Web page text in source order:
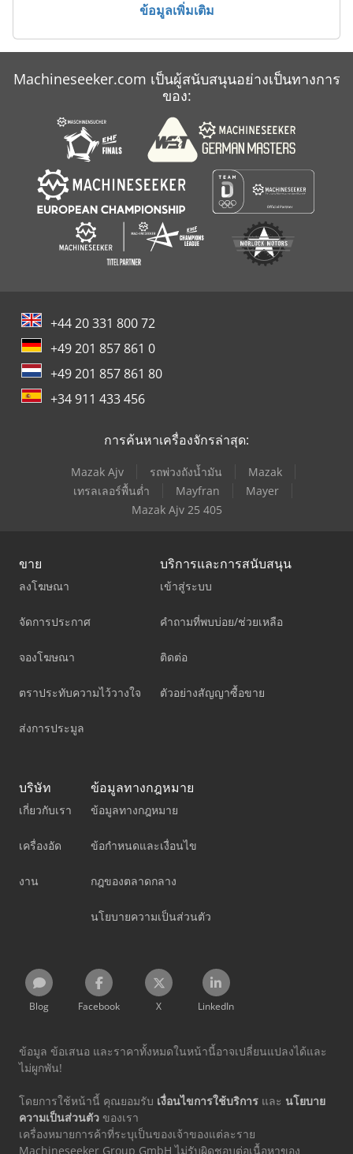
ข้อมูลเพิ่มเติม
Machineseeker.com เป็นผู้สนับสนุนอย่างเป็นทางการ
ของ:
+44 20 331 800 72
+49 201 857 861 0
+49 201 857 861 80
+34 911 433 456
การค้นหาเครื่องจักรล่าสุด:
Mazak Ajv รถพ่วงถังน้ำมัน
Mazak
เทรลเลอร์พื้นต่ำ
Mayfran
Mayer
Mazak Ajv 25 405
ขาย
ลงโฆษณา
จัดการประกาศ
จองโฆษณา
ตราประทับความไว้วางใจ
ส่งการประมูล
บริการและการสนับสนุน
เข้าสู่ระบบ
คำถามที่พบบ่อย/ช่วยเหลือ
ติดต่อ
ตัวอย่างสัญญาซื้อขาย
บริษัท
เกี่ยวกับเรา
เครื่องอัด
งาน
ข้อมูลทางกฎหมาย
ข้อมูลทางกฎหมาย
ข้อกำหนดและเงื่อนไข
กฎของตลาดกลาง
นโยบายความเป็นส่วนตัว
Blog Facebook X LinkedIn
ข้อมูล ข้อเสนอ และราคาทั้งหมดในหน้านี้อาจเปลี่ยนแปลงได้และ
ไม่ผูกพัน!
โดยการใช้หน้านี้ คุณยอมรับ เงื่อนไขการใช้บริการ และ นโยบาย
ความเป็นส่วนตัว ของเรา
เครื่องหมายการค้าที่ระบุเป็นของเจ้าของแต่ละราย
Machineseeker Group GmbH ไม่รับผิดชอบต่อเนื้อหาของ